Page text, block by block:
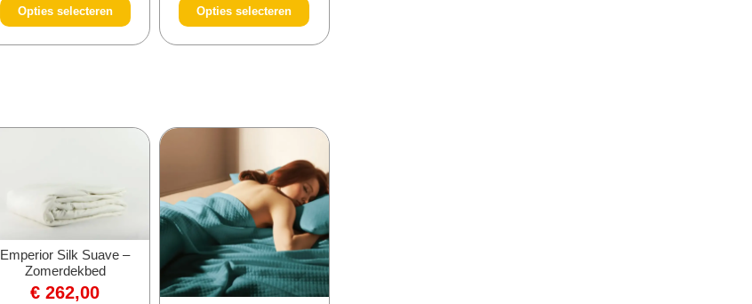
Opties selecteren Opties selecteren
Emperior Silk Suave –
Zomerdekbed
€ 262,00